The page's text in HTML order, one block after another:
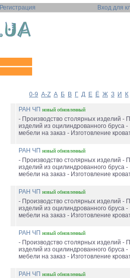
Регистрация Вход для
0-9 A-Z А Б В Г Д Е Ё Ж З И К
РАН ЧП новый обновленный
- Производство столярных изделий -
изделий из оцилиндрованного бруса -
мебели на заказ - Изготовление
РАН ЧП новый обновленный
- Производство столярных изделий -
изделий из оцилиндрованного бруса -
мебели на заказ - Изготовление
РАН ЧП новый обновленный
- Производство столярных изделий -
изделий из оцилиндрованного бруса -
мебели на заказ - Изготовление
РАН ЧП новый обновленный
- Производство столярных изделий -
изделий из оцилиндрованного бруса -
мебели на заказ - Изготовление
РАН ЧП новый обновленный